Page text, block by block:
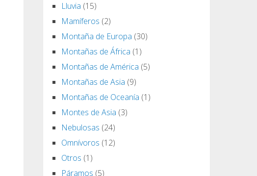
Lluvia (15)
Mamíferos (2)
Montaña de Europa (30)
Montañas de África (1)
Montañas de América (5)
Montañas de Asia (9)
Montañas de Oceanía (1)
Montes de Asia (3)
Nebulosas (24)
Omnívoros (12)
Otros (1)
Páramos (5)